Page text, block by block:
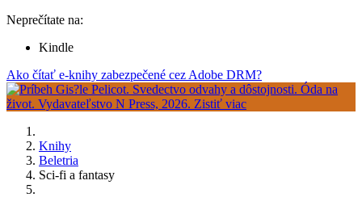
Neprečítate na:
Kindle
Ako čítať e-knihy zabezpečené cez Adobe DRM?
Knihy
Beletria
Sci-fi a fantasy